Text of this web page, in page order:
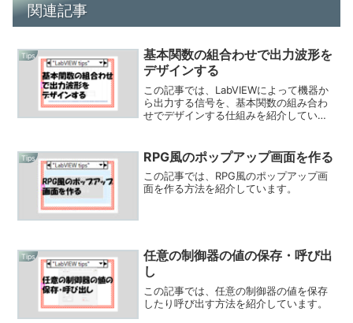
関連記事
Tips
基本関数の組合わせで出力波形を
デザインする
この記事では、LabVIEWによって機器か
ら出力する信号を、基本関数の組み合わ
せでデザインする仕組みを紹介していま
Tips RPG風のポップアップ画面を作る
この記事では、RPG風のポップアップ画
面を作る方法を紹介しています。
Tips
任意の制御器の値の保存・呼び出
し
この記事では、任意の制御器の値を保存
したり呼び出す方法を紹介しています。